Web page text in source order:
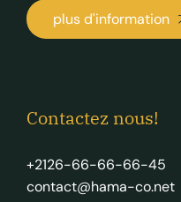
plus d'information
Contactez nous!
+2126-66-66-66-45
contact@hama-co.net